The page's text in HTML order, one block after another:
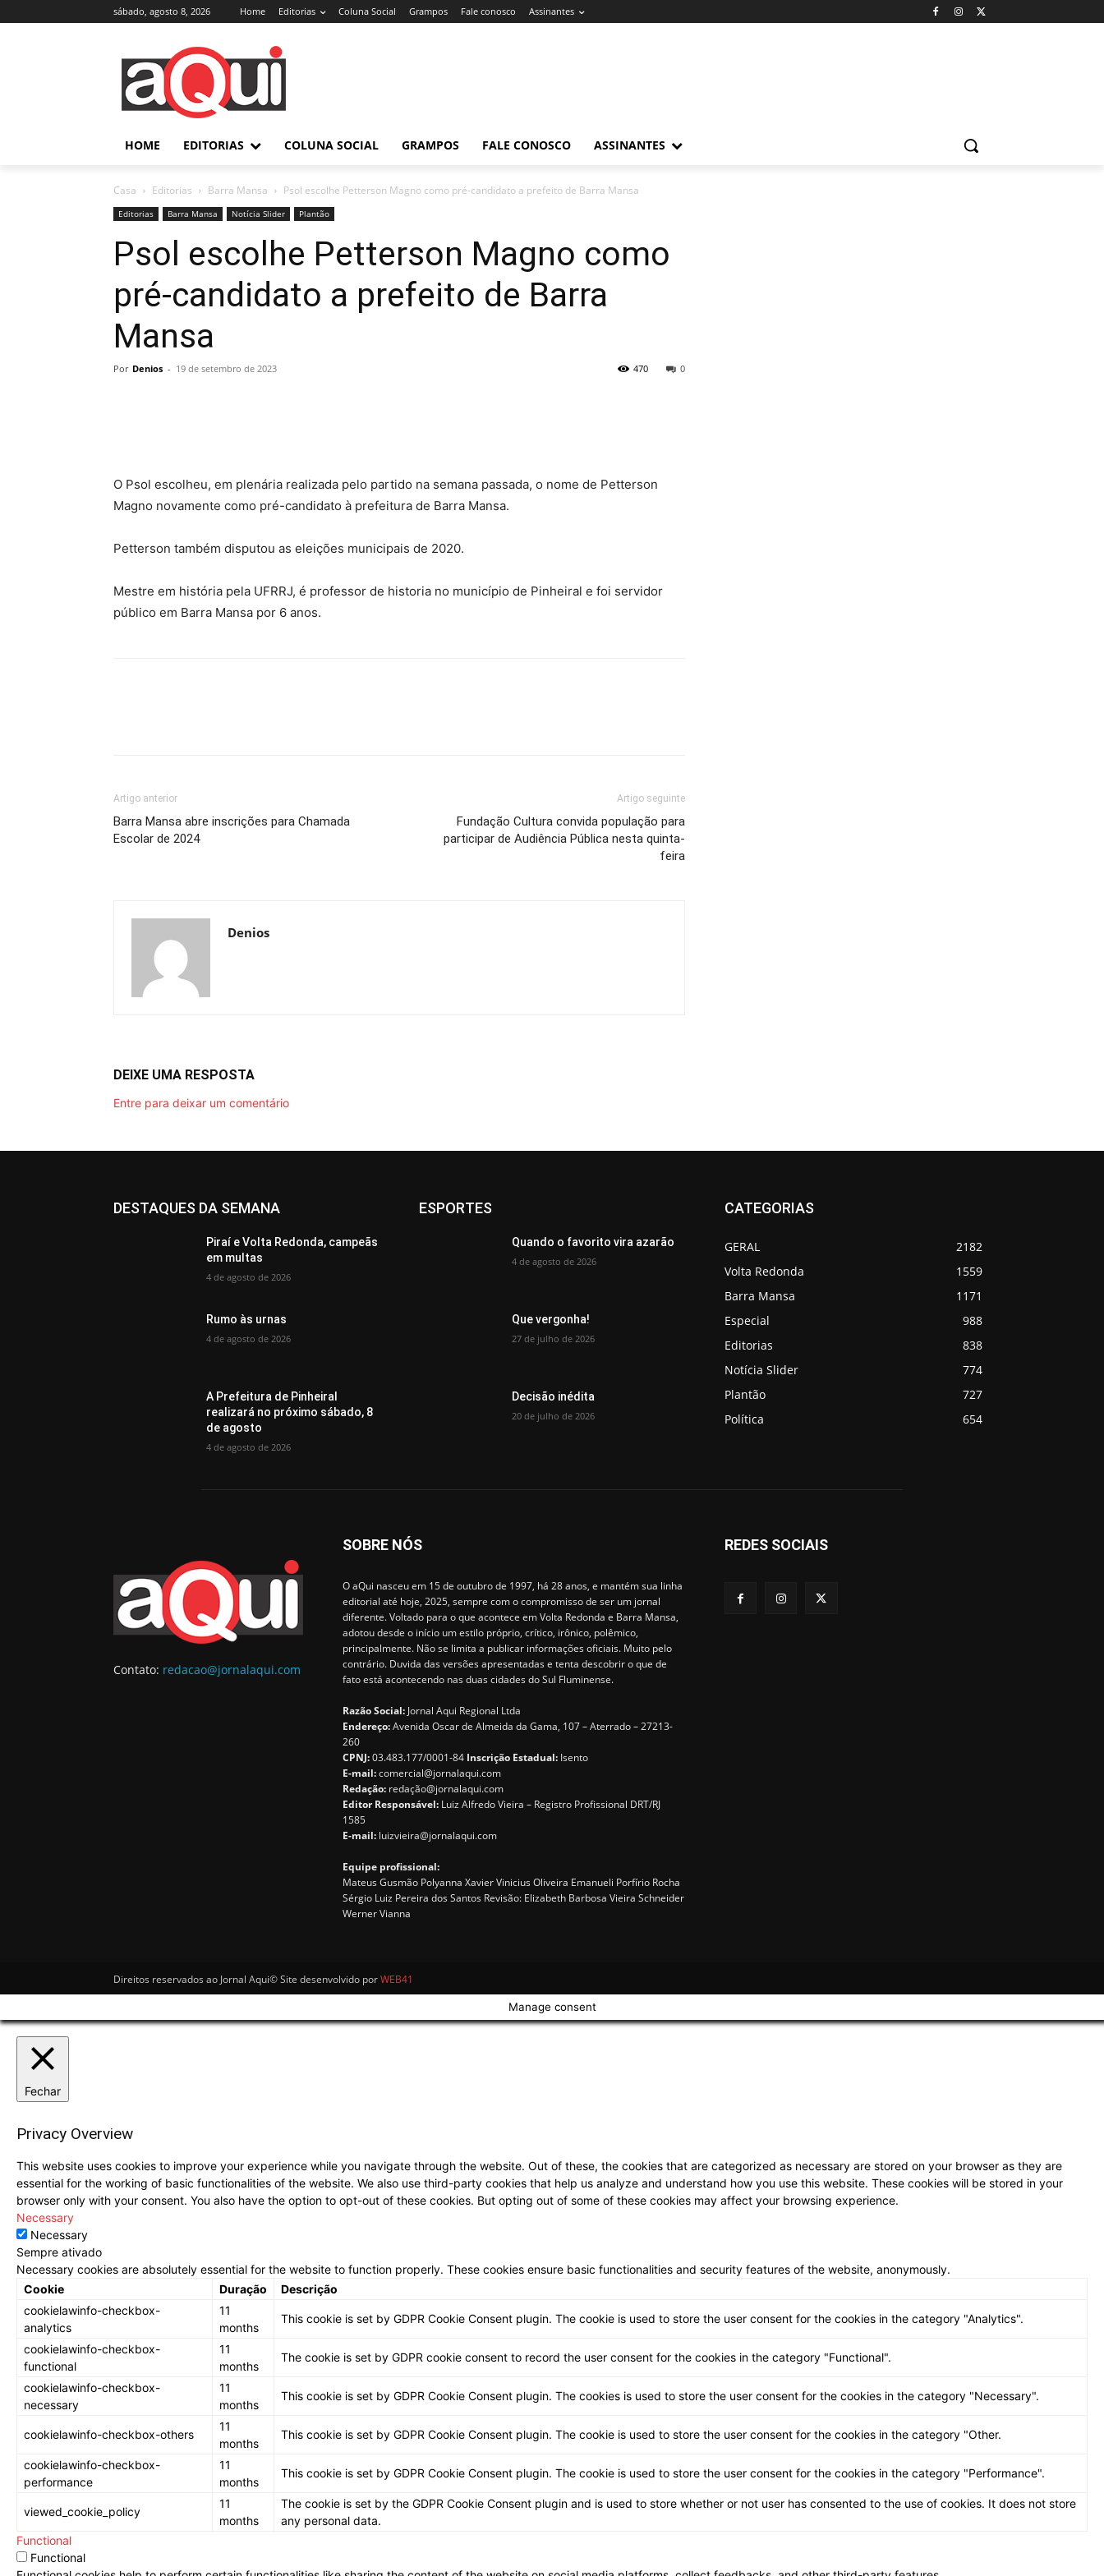
sábado, agosto 8, 2026 Home Editorias Coluna Social Grampos Fale conosco Assinantes
HOME EDITORIAS COLUNA SOCIAL GRAMPOS FALE CONOSCO ASSINANTES
Casa Editorias Barra Mansa Psol escolhe Petterson Magno como pré-candidato a prefeito de Barra Mansa
Editorias Barra Mansa Notícia Slider Plantão
Psol escolhe Petterson Magno como
pré-candidato a prefeito de Barra
Mansa
Por Denios - 19 de setembro de 2023 0
470
O Psol escolheu, em plenária realizada pelo partido na semana passada, o nome de Petterson
Magno novamente como pré-candidato à prefeitura de Barra Mansa.
Petterson também disputou as eleições municipais de 2020.
Mestre em história pela UFRRJ, é professor de historia no município de Pinheiral e foi servidor
público em Barra Mansa por 6 anos.
Artigo anterior
Barra Mansa abre inscrições para Chamada
Escolar de 2024
Artigo seguinte
Fundação Cultura convida população para
participar de Audiência Pública nesta quinta-
feira
Denios
DEIXE UMA RESPOSTA
Entre para deixar um comentário
DESTAQUES DA SEMANA
Piraí e Volta Redonda, campeãs
em multas
4 de agosto de 2026
Rumo às urnas
4 de agosto de 2026
A Prefeitura de Pinheiral
realizará no próximo sábado, 8
de agosto
4 de agosto de 2026
ESPORTES
Quando o favorito vira azarão
4 de agosto de 2026
Que vergonha!
27 de julho de 2026
Decisão inédita
20 de julho de 2026
CATEGORIAS
GERAL
2182
Volta Redonda
1559
Barra Mansa
1171
Especial
988
Editorias
838
Notícia Slider
774
Plantão
727
Política
654
Contato: redacao@jornalaqui.com
SOBRE NÓS
O aQui nasceu em 15 de outubro de 1997, há 28 anos, e mantém sua linha
editorial até hoje, 2025, sempre com o compromisso de ser um jornal
diferente. Voltado para o que acontece em Volta Redonda e Barra Mansa,
adotou desde o início um estilo próprio, crítico, irônico, polêmico,
principalmente. Não se limita a publicar informações oficiais. Muito pelo
contrário. Duvida das versões apresentadas e tenta descobrir o que de
fato está acontecendo nas duas cidades do Sul Fluminense.
Razão Social: Jornal Aqui Regional Ltda
Endereço:Avenida Oscar de Almeida da Gama, 107 – Aterrado – 27213-
260
CPNJ:03.483.177/0001-84 Inscrição Estadual: Isento
E-mail:comercial@jornalaqui.com
Redação: redação@jornalaqui.com
Editor Responsável: Luiz Alfredo Vieira – Registro Profissional DRT/RJ
1585
E-mail: luizvieira@jornalaqui.com
Equipe profissional:
Mateus Gusmão Polyanna Xavier Vinicius Oliveira Emanueli Porfírio Rocha
Sérgio Luiz Pereira dos Santos Revisão: Elizabeth Barbosa Vieira Schneider
Werner Vianna
REDES SOCIAIS
Direitos reservados ao Jornal Aqui© Site desenvolvido porWEB41
Manage consent
Fechar
Privacy Overview
This website uses cookies to improve your experience while you navigate through the website. Out of these, the cookies that are categorized as necessary are stored on your browser as they are
essential for the working of basic functionalities of the website. We also use third-party cookies that help us analyze and understand how you use this website. These cookies will be stored in your
browser only with your consent. You also have the option to opt-out of these cookies. But opting out of some of these cookies may affect your browsing experience.
Necessary
Necessary
Sempre ativado
Necessary cookies are absolutely essential for the website to function properly. These cookies ensure basic functionalities and security features of the website, anonymously.
Cookie
Duração
Descrição
cookielawinfo-checkbox-
analytics
11
months
This cookie is set by GDPR Cookie Consent plugin. The cookie is used to store the user consent for the cookies in the category "Analytics".
cookielawinfo-checkbox-
functional
11
months
The cookie is set by GDPR cookie consent to record the user consent for the cookies in the category "Functional".
cookielawinfo-checkbox-
necessary
11
months
This cookie is set by GDPR Cookie Consent plugin. The cookies is used to store the user consent for the cookies in the category "Necessary".
cookielawinfo-checkbox-others
11
months
This cookie is set by GDPR Cookie Consent plugin. The cookie is used to store the user consent for the cookies in the category "Other.
cookielawinfo-checkbox-
performance
11
months
This cookie is set by GDPR Cookie Consent plugin. The cookie is used to store the user consent for the cookies in the category "Performance".
viewed_cookie_policy
11
months
The cookie is set by the GDPR Cookie Consent plugin and is used to store whether or not user has consented to the use of cookies. It does not store
any personal data.
Functional
Functional